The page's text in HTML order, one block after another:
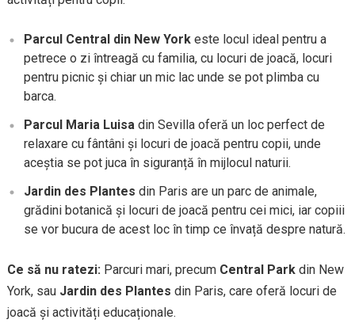
Parcul Central din New Yorkeste locul ideal pentru a
petrece o zi întreagă cu familia, cu locuri de joacă, locuri
pentru picnic și chiar un mic lac unde se pot plimba cu
barca.
Parcul Maria Luisadin Sevilla oferă un loc perfect de
relaxare cu fântâni și locuri de joacă pentru copii, unde
aceștia se pot juca în siguranță în mijlocul naturii.
Jardin des Plantes din Paris are un parc de animale,
grădini botanică și locuri de joacă pentru cei mici, iar copiii
se vor bucura de acest loc în timp ce învață despre natură.
Ce să nu ratezi: Parcuri mari, precum Central Parkdin New
York, sau Jardin des Plantes din Paris, care oferă locuri de
joacă și activități educaționale.